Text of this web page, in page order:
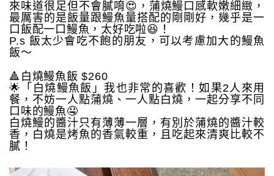
來味道很足但不會膩唷😍，蒲燒鰻口感軟嫩細緻，
最厲害的是飯量跟鰻魚量搭配的剛剛好，幾乎是一
口飯配一口鰻魚，太好吃啦😆！
P.s 飯太少會吃不飽的朋友，可以考慮加大的鰻魚
飯～
🔺白燒鰻魚飯 $260
🌟「白燒鰻魚飯」我也非常的喜歡！如果2人來用
餐，不妨一人點蒲燒、一人點白燒，一起分享不同
口味的鰻魚🤤
白燒鰻的醬汁只有薄薄一層，有別於蒲燒的醬汁較
香，白燒是烤魚的香氣較重，且吃起來清爽比較不
膩！